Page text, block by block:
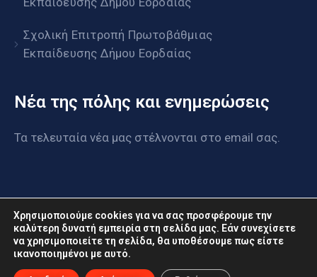
Σχολική Επιτροπή Πρωτοβάθμιας
Εκπαίδευσης Δήμου Εορδαίας
Νέα της πόλης και ενημερώσεις
Τα τελευταία νέα μας στέλνονται στο email σας.
www.eordaia.gov.gr © 2022. Με επιφύλαξη παντός
δικαιώματος
Χρησιμοποιούμε cookies για να σας προσφέρουμε την
καλύτερη δυνατή εμπειρία στη σελίδα μας. Εάν συνεχίσετε
να χρησιμοποιείτε τη σελίδα, θα υποθέσουμε πως είστε
ικανοποιημένοι με αυτό.